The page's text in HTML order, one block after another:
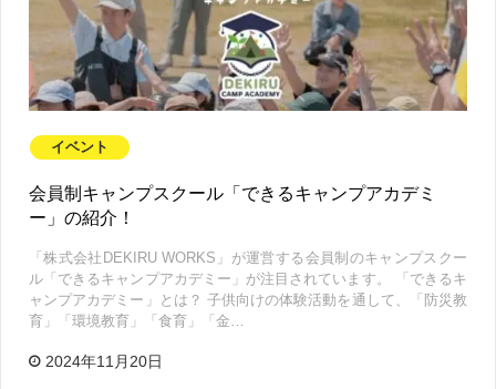
イベント
会員制キャンプスクール「できるキャンプアカデミ
ー」の紹介！
「株式会社DEKIRU WORKS」が運営する会員制のキャンプスクー
ル「できるキャンプアカデミー」が注目されています。 「できるキ
ャンプアカデミー」とは？ 子供向けの体験活動を通して、「防災教
育」「環境教育」「食育」「金…
2024年11月20日